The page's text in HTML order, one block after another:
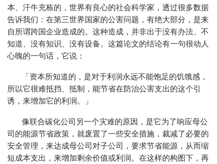
本、汗牛充栋的，世界有良心的社会科学家，透过很多数据
告诉我们：在第三世界国家的公害问题，有绝大部分，是来
自所谓跨国企业造成的。这种造成，并非出于没有办法、不
知道、没有知识、没有设备。这篇论文的结论有一句很动人
心魄的一句话，它说：
「资本所知道的，是对于利润永远不能饱足的饥饿感，
所以它很难抵挡、抵制，能节省在防治公害支出的这个引
诱，来增加它的利润。」
像联合碳化公司另一个灾难的原因，是它为了响应母公
司的能源节省政策，就废置了一些安全措施，裁减了必要的
安全管理，来达成母公司对子公司，要求节省能源，从而缩
短成本支出，来增加剩余价值或利润。在这样的构图下，再